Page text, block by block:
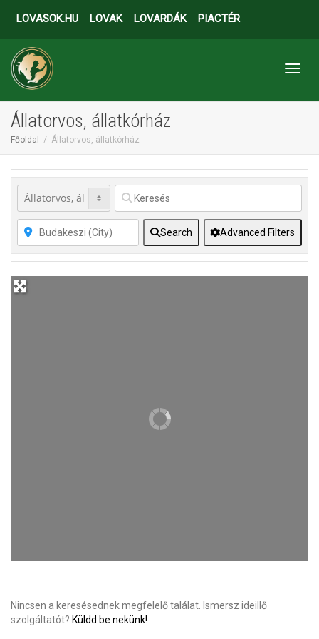
LOVASOK.HU LOVAK LOVARDÁK PIACTÉR
Állatorvos, állatkórház
Főoldal Állatorvos, állatkórház
Search Advanced Filters
Nincsen a keresésednek megfelelő találat. Ismersz ideillő
szolgáltatót? Küldd be nekünk!